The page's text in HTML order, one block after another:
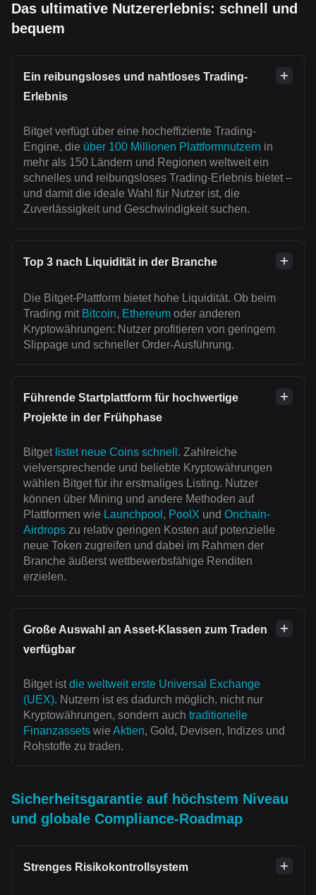
Das ultimative Nutzererlebnis: schnell und
bequem
Ein reibungsloses und nahtloses Trading-
Erlebnis
Bitget verfügt über eine hocheffiziente Trading-
Engine, die über 100 Millionen Plattformnutzern in
mehr als 150 Ländern und Regionen weltweit ein
schnelles und reibungsloses Trading-Erlebnis bietet –
und damit die ideale Wahl für Nutzer ist, die
Zuverlässigkeit und Geschwindigkeit suchen.
Top 3 nach Liquidität in der Branche
Die Bitget-Plattform bietet hohe Liquidität. Ob beim
Trading mit Bitcoin, Ethereum oder anderen
Kryptowährungen: Nutzer profitieren von geringem
Slippage und schneller Order-Ausführung.
Führende Startplattform für hochwertige
Projekte in der Frühphase
Bitget listet neue Coins schnell . Zahlreiche
vielversprechende und beliebte Kryptowährungen
wählen Bitget für ihr erstmaliges Listing. Nutzer
können über Mining und andere Methoden auf
Plattformen wie Launchpool , PoolX und Onchain-
Airdrops zu relativ geringen Kosten auf potenzielle
neue Token zugreifen und dabei im Rahmen der
Branche äußerst wettbewerbsfähige Renditen
erzielen.
Große Auswahl an Asset-Klassen zum Traden
verfügbar
Bitget ist die weltweit erste Universal Exchange
(UEX). Nutzern ist es dadurch möglich, nicht nur
Kryptowährungen, sondern auch traditionelle
Finanzassets wie Aktien, Gold, Devisen, Indizes und
Rohstoffe zu traden.
Sicherheitsgarantie auf höchstem Niveau
und globale Compliance-Roadmap
Strenges Risikokontrollsystem